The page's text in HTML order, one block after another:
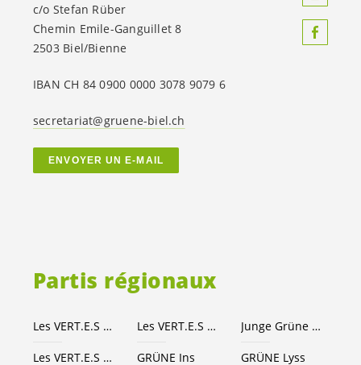
Partis régionaux
Les VERT.E.S Les VERT.E.S Junge Grüne Kanton Bern
Les VERT.E.S GRÜNE Ins GRÜNE Lyss
c/o Stefan Rüber
Chemin Emile-Ganguillet 8
2503 Biel/Bienne
IBAN CH 84 0900 0000 3078 9079 6
secretariat@gruene-biel.ch
ENVOYER UN E-MAIL